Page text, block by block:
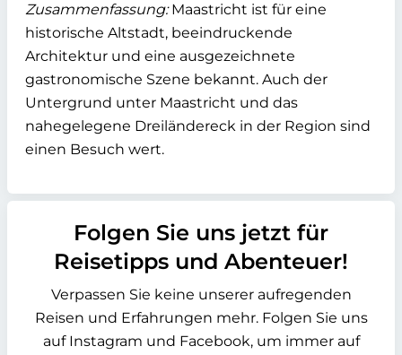
Zusammenfassung:Maastricht ist für eine
historische Altstadt, beeindruckende
Architektur und eine ausgezeichnete
gastronomische Szene bekannt. Auch der
Untergrund unter Maastricht und das
nahegelegene Dreiländereck in der Region sind
einen Besuch wert.
Folgen Sie uns jetzt für
Reisetipps und Abenteuer!
Verpassen Sie keine unserer aufregenden
Reisen und Erfahrungen mehr. Folgen Sie uns
auf Instagram und Facebook, um immer auf